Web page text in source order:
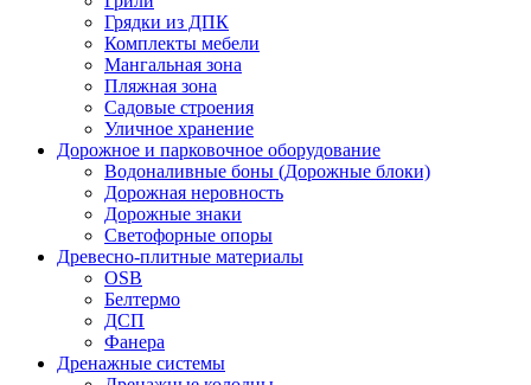
Грядки из ДПК
Комплекты мебели
Мангальная зона
Пляжная зона
Садовые строения
Уличное хранение
Дорожное и парковочное оборудование
Водоналивные боны (Дорожные блоки)
Дорожная неровность
Дорожные знаки
Светофорные опоры
Древесно-плитные материалы
OSB
Белтермо
ДСП
Фанера
Дренажные системы